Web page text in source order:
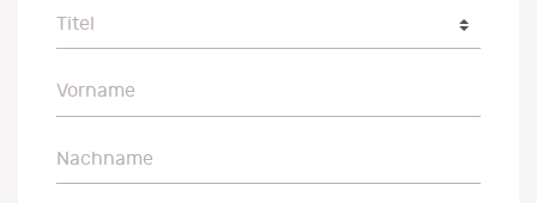
Titel
Titel
Vorname
Vorname
Nachname
Nachname